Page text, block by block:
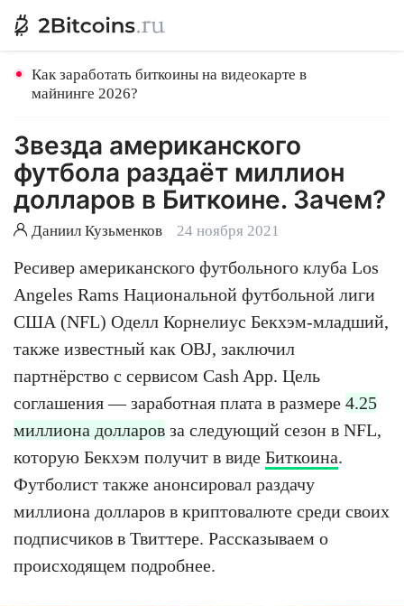
Как заработать биткоины на видеокарте в
майнинге 2026?
Звезда американского
футбола раздаёт миллион
долларов в Биткоине. Зачем?
Даниил Кузьменков 24 ноября 2021
Ресивер американского футбольного клуба Los
Angeles Rams Национальной футбольной лиги
США (NFL) Оделл Корнелиус Бекхэм-младший,
также известный как OBJ, заключил
партнёрство с сервисом Cash App. Цель
соглашения — заработная плата в размере 4.25
миллиона долларов за следующий сезон в NFL,
которую Бекхэм получит в виде Биткоина.
Футболист также анонсировал раздачу
миллиона долларов в криптовалюте среди своих
подписчиков в Твиттере. Рассказываем о
происходящем подробнее.